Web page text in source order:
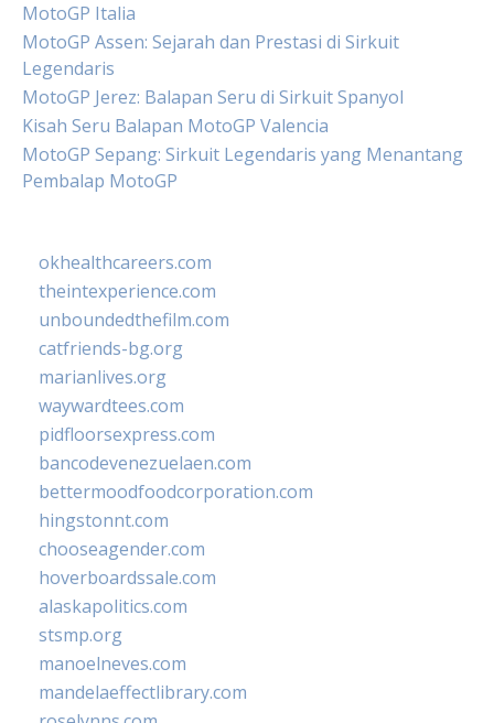
MotoGP Italia
MotoGP Assen: Sejarah dan Prestasi di Sirkuit
Legendaris
MotoGP Jerez: Balapan Seru di Sirkuit Spanyol
Kisah Seru Balapan MotoGP Valencia
MotoGP Sepang: Sirkuit Legendaris yang Menantang
Pembalap MotoGP
okhealthcareers.com
theintexperience.com
unboundedthefilm.com
catfriends-bg.org
marianlives.org
waywardtees.com
pidfloorsexpress.com
bancodevenezuelaen.com
bettermoodfoodcorporation.com
hingstonnt.com
chooseagender.com
hoverboardssale.com
alaskapolitics.com
stsmp.org
manoelneves.com
mandelaeffectlibrary.com